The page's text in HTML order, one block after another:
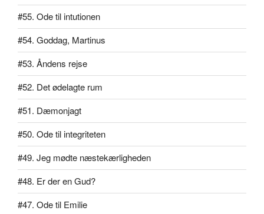
#55. Ode til intutionen
#54. Goddag, Martinus
#53. Åndens rejse
#52. Det ødelagte rum
#51. Dæmonjagt
#50. Ode til integriteten
#49. Jeg mødte næstekærligheden
#48. Er der en Gud?
#47. Ode til Emilie